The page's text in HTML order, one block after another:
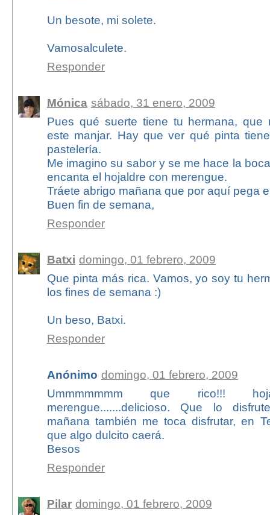
Un besote, mi solete.
Vamosalculete.
Responder
Mónica sábado, 31 enero, 2009
Pues qué suerte tiene tu hermana, que
este manjar. Hay que ver qué pinta
pastelería.
Me imagino su sabor y se me hace la
encanta el hojaldre con merengue.
Tráete abrigo mañana que por aquí pega
Buen fin de semana,
Responder
Batxi domingo, 01 febrero, 2009
Que pinta más rica. Vamos, yo soy tu
los fines de semana :)
Un beso, Batxi.
Responder
Anónimo domingo, 01 febrero, 2009
Ummmmmmm que rico!!!
merengue.......delicioso. Que lo
mañana también me toca disfrutar, en
que algo dulcito caerá.
Besos
Responder
Pilar domingo, 01 febrero, 2009